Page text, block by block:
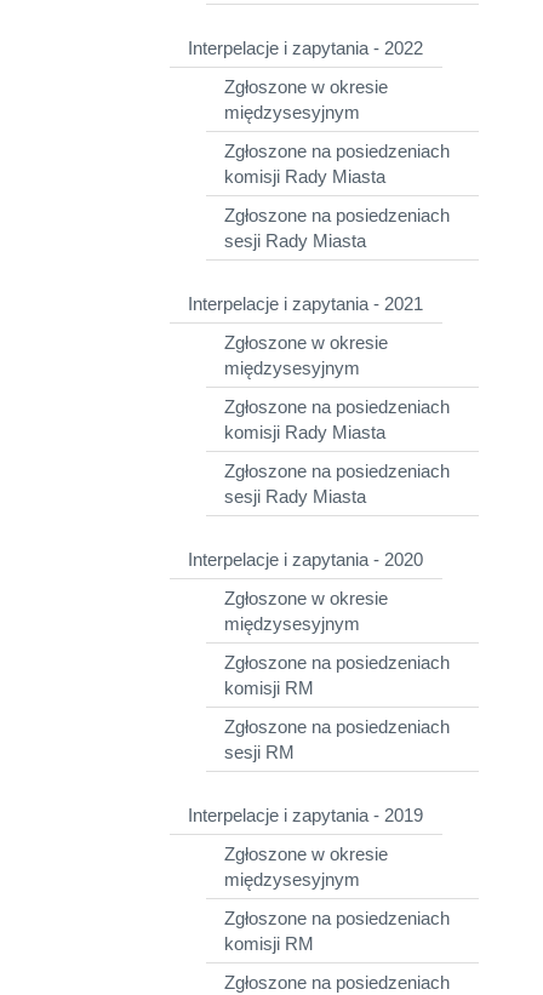
Interpelacje i zapytania - 2022
Zgłoszone w okresie
międzysesyjnym
Zgłoszone na posiedzeniach
komisji Rady Miasta
Zgłoszone na posiedzeniach
sesji Rady Miasta
Interpelacje i zapytania - 2021
Zgłoszone w okresie
międzysesyjnym
Zgłoszone na posiedzeniach
komisji Rady Miasta
Zgłoszone na posiedzeniach
sesji Rady Miasta
Interpelacje i zapytania - 2020
Zgłoszone w okresie
międzysesyjnym
Zgłoszone na posiedzeniach
komisji RM
Zgłoszone na posiedzeniach
sesji RM
Interpelacje i zapytania - 2019
Zgłoszone w okresie
międzysesyjnym
Zgłoszone na posiedzeniach
komisji RM
Zgłoszone na posiedzeniach